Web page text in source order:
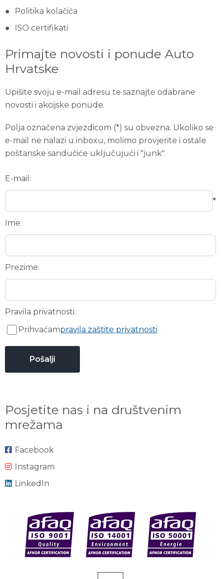
Politika kolačića
ISO certifikati
Primajte novosti i ponude Auto
Hrvatske
Upišite svoju e-mail adresu te saznajte odabrane
novosti i akcijske ponude.
Polja označena zvjezdicom (*) su obvezna. Ukoliko se
e-mail ne nalazi u inboxu, molimo provjerite i ostale
poštanske sandučiće uključujući i "junk".
E-mail:
*
Ime:
Prezime:
Pravila privatnosti:
Prihvaćampravila zaštite privatnosti
Posjetite nas i na društvenim
mrežama
Facebook
Instagram
LinkedIn